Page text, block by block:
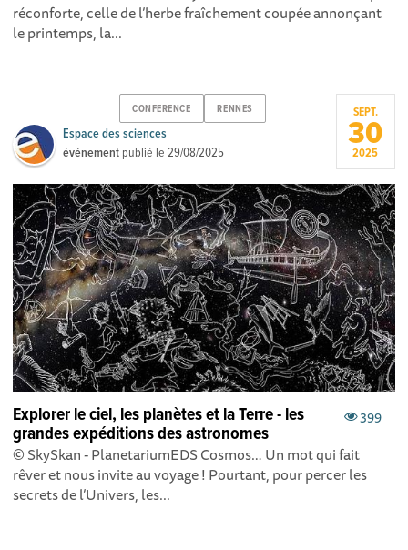
réconforte, celle de l’herbe fraîchement coupée annonçant
le printemps, la...
CONFERENCE RENNES
Espace des sciences
événement publié le29/08/2025
SEPT.
30
2025
399
Explorer le ciel, les planètes et la Terre - les
grandes expéditions des astronomes
© SkySkan - PlanetariumEDS Cosmos… Un mot qui fait
rêver et nous invite au voyage ! Pourtant, pour percer les
secrets de l’Univers, les...